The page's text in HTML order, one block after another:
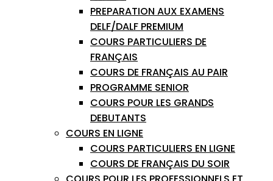
PREPARATION AUX EXAMENS
DELF/DALF PREMIUM
COURS PARTICULIERS DE
FRANÇAIS
COURS DE FRANÇAIS AU PAIR
PROGRAMME SENIOR
COURS POUR LES GRANDS
DEBUTANTS
COURS EN LIGNE
COURS PARTICULIERS EN LIGNE
COURS DE FRANÇAIS DU SOIR